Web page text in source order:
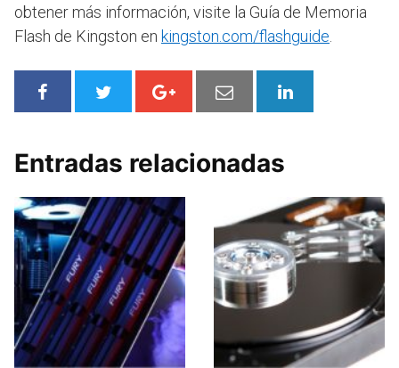
obtener más información, visite la Guía de Memoria
Flash de Kingston en kingston.com/flashguide
Entradas relacionadas